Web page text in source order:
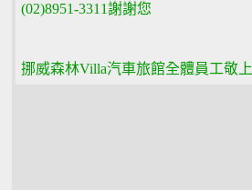
(02)8951-3311謝謝您
挪威森林Villa汽車旅館全體員工敬上